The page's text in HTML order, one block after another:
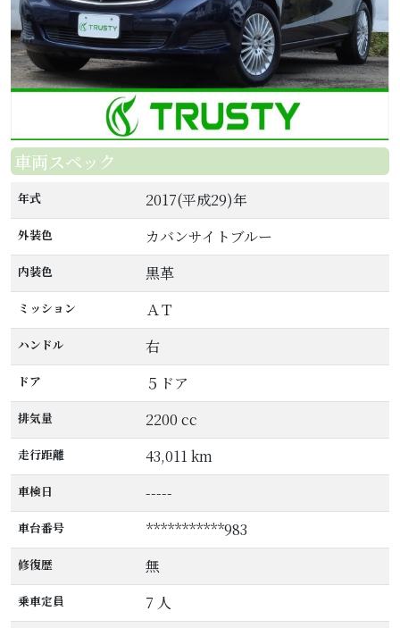
車両スペック
年式 2017(平成29)年
外装色 カバンサイトブルー
内装色 黒革
ミッション ＡＴ
ハンドル 右
ドア ５ドア
排気量 2200 cc
走行距離 43,011 km
車検日 -----
車台番号 ***********983
修復歴 無
乗車定員 7 人